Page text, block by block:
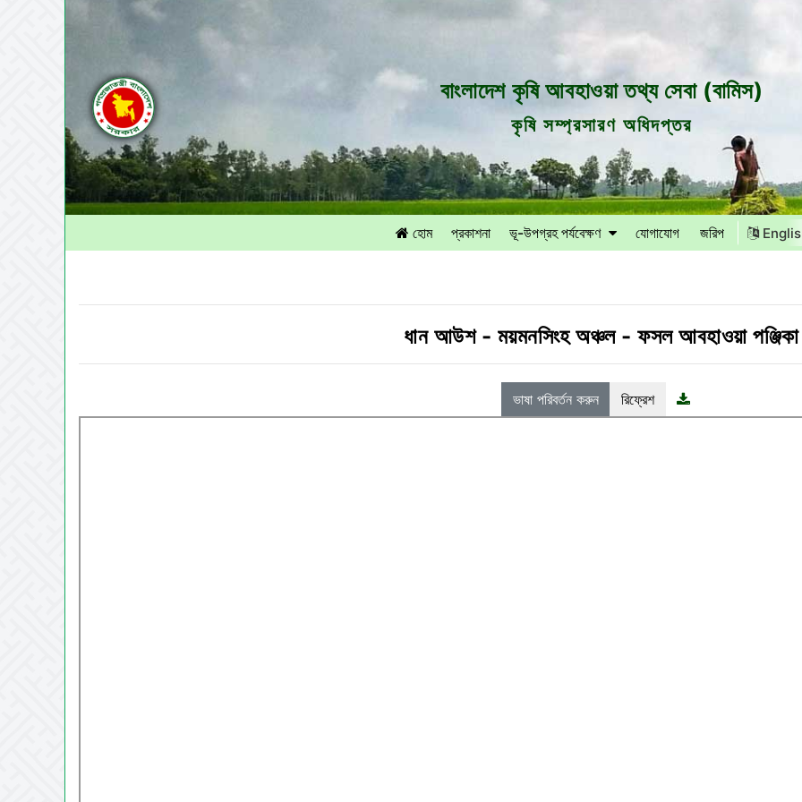
বাংলাদেশ কৃষি আবহাওয়া তথ্য সেবা (বামিস)
কৃষি সম্প্রসারণ অধিদপ্তর
হোম প্রকাশনা ভূ-উপগ্রহ পর্যবেক্ষণ যোগাযোগ জরিপ
ধান আউশ - ময়মনসিংহ অঞ্চল-ফসল আবহাওয়া পঞ্জিকা
ভাষা পরিবর্তন করুন রিফ্রেশ